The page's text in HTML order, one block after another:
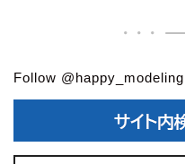
Follow @happy_modeling